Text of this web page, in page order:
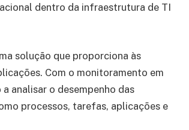
dentro da infraestrutura de TI
solução que proporciona às
Com o monitoramento em
analisar o desempenho das
processos, tarefas, aplicações e